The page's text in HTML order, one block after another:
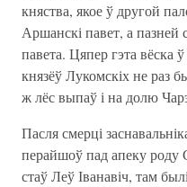
княства, якое ў другой
Аршанскі павет, а пазней
павета. Цяпер гэта вёска
князёў Лукомскіх не раз
ж лёс выпаў і на долю
Пасля смерці
перайшоў пад апеку роду
стаў Леў Іванавіч, там